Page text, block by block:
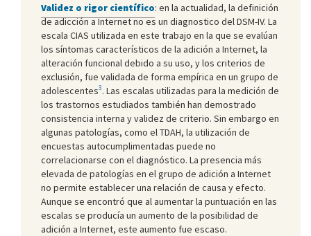
Validez o rigor científico: en la actualidad, la definición
de adicción a Internet no es un diagnostico del DSM-IV. La
escala CIAS utilizada en este trabajo en la que se evalúan
los síntomas característicos de la adición a Internet, la
alteración funcional debido a su uso, y los criterios de
exclusión, fue validada de forma empírica en un grupo de
adolescentes3. Las escalas utilizadas para la medición de
los trastornos estudiados también han demostrado
consistencia interna y validez de criterio. Sin embargo en
algunas patologías, como el TDAH, la utilización de
encuestas autocumplimentadas puede no
correlacionarse con el diagnóstico. La presencia más
elevada de patologías en el grupo de adición a Internet
no permite establecer una relación de causa y efecto.
Aunque se encontró que al aumentar la puntuación en las
escalas se producía un aumento de la posibilidad de
adición a Internet, este aumento fue escaso.